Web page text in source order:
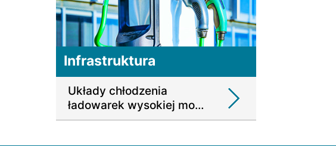
Infrastruktura
Układy chłodzenia
ładowarek wysokiej mocy